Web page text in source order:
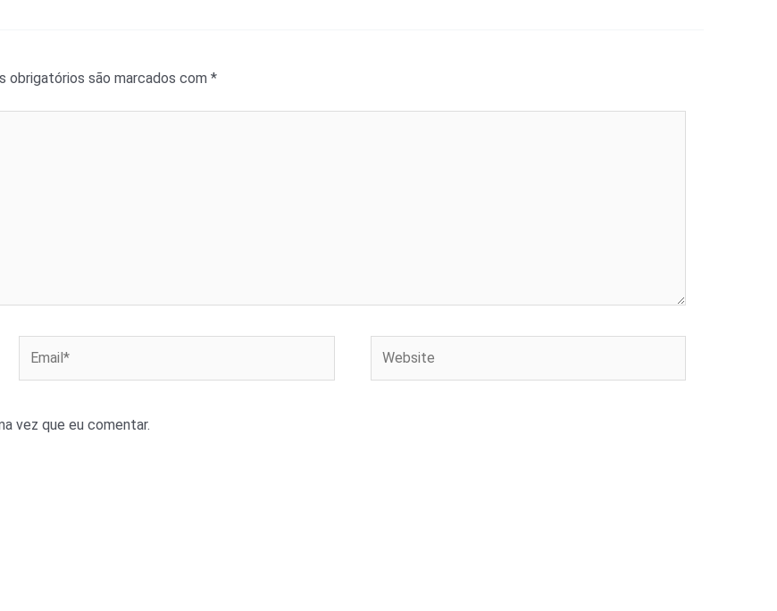
obrigatórios são marcados com *
vez que eu comentar.